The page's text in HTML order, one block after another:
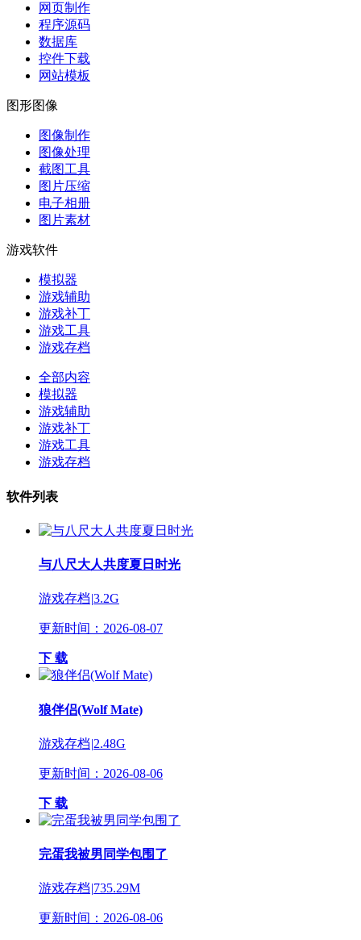
网页制作
程序源码
数据库
控件下载
网站模板
图形图像
图像制作
图像处理
截图工具
图片压缩
电子相册
图片素材
游戏软件
模拟器
游戏辅助
游戏补丁
游戏工具
游戏存档
全部内容
模拟器
游戏辅助
游戏补丁
游戏工具
游戏存档
软件列表
与八尺大人共度夏日时光
游戏存档|3.2G
更新时间：2026-08-07
下 载
狼伴侣(Wolf Mate)
游戏存档|2.48G
更新时间：2026-08-06
下 载
完蛋我被男同学包围了
游戏存档|735.29M
更新时间：2026-08-06